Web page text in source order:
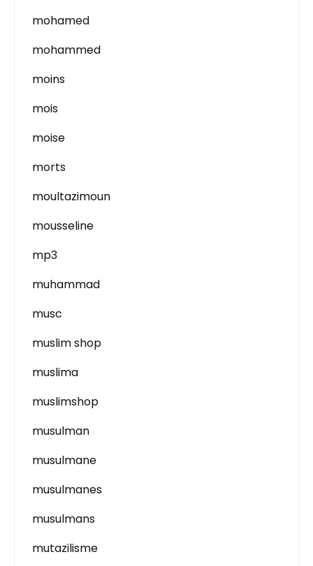
mohamed
mohammed
moins
mois
moise
morts
moultazimoun
mousseline
mp3
muhammad
musc
muslim shop
muslima
muslimshop
musulman
musulmane
musulmanes
musulmans
mutazilisme